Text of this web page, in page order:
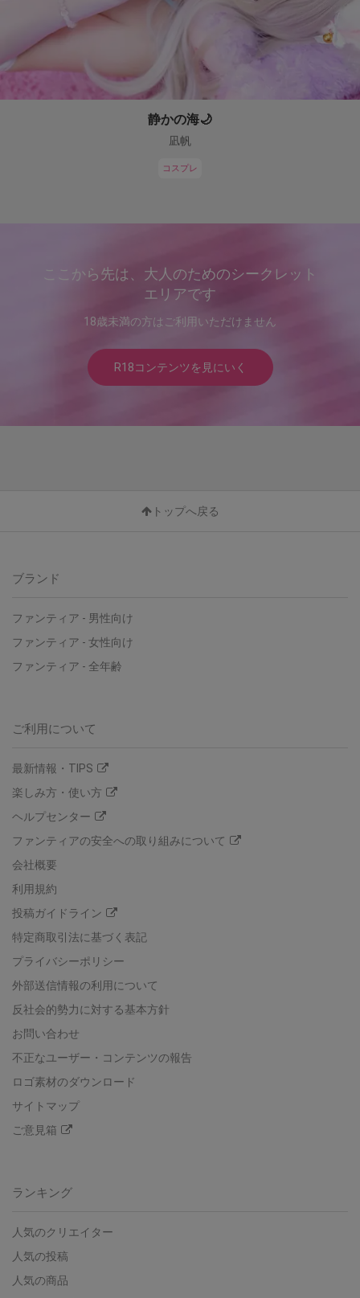
静かの海🌙
凪帆
コスプレ
ここから先は、大人のためのシークレット
エリアです
18歳未満の方はご利用いただけません
R18コンテンツを見にいく
トップへ戻る
ブランド
ファンティア - 男性向け
ファンティア - 女性向け
ファンティア - 全年齢
ご利用について
最新情報・TIPS
楽しみ方・使い方
ヘルプセンター
ファンティアの安全への取り組みについて
会社概要
利用規約
投稿ガイドライン
特定商取引法に基づく表記
プライバシーポリシー
外部送信情報の利用について
反社会的勢力に対する基本方針
お問い合わせ
不正なユーザー・コンテンツの報告
ロゴ素材のダウンロード
サイトマップ
ご意見箱
ランキング
人気のクリエイター
人気の投稿
人気の商品